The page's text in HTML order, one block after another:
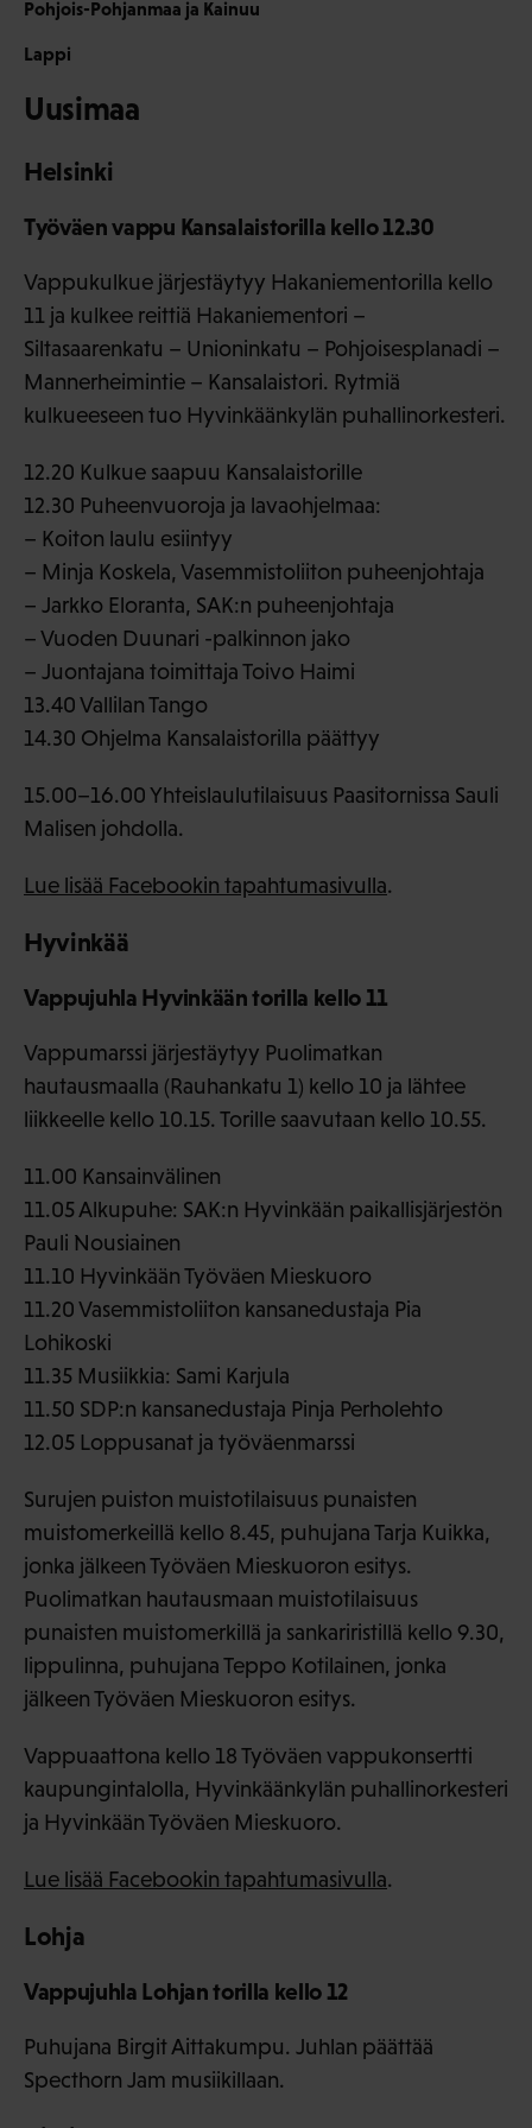
Pohjois-Pohjanmaa ja Kainuu
Lappi
Uusimaa
Helsinki
Työväen vappu Kansalaistorilla kello 12.30
Vappukulkue järjestäytyy Hakaniementorilla kello
11 ja kulkee reittiä Hakaniementori –
Siltasaarenkatu – Unioninkatu – Pohjoisesplanadi –
Mannerheimintie – Kansalaistori. Rytmiä
kulkueeseen tuo Hyvinkäänkylän puhallinorkesteri.
12.20 Kulkue saapuu Kansalaistorille
12.30 Puheenvuoroja ja lavaohjelmaa:
– Koiton laulu esiintyy
– Minja Koskela, Vasemmistoliiton puheenjohtaja
– Jarkko Eloranta, SAK:n puheenjohtaja
– Vuoden Duunari -palkinnon jako
– Juontajana toimittaja Toivo Haimi
13.40 Vallilan Tango
14.30 Ohjelma Kansalaistorilla päättyy
15.00–16.00 Yhteislaulutilaisuus Paasitornissa Sauli
Malisen johdolla.
Lue lisää Facebookin tapahtumasivulla.
Hyvinkää
Vappujuhla Hyvinkään torilla kello 11
Vappumarssi järjestäytyy Puolimatkan
hautausmaalla (Rauhankatu 1) kello 10 ja lähtee
liikkeelle kello 10.15. Torille saavutaan kello 10.55.
11.00 Kansainvälinen
11.05 Alkupuhe: SAK:n Hyvinkään paikallisjärjestön
Pauli Nousiainen
11.10 Hyvinkään Työväen Mieskuoro
11.20 Vasemmistoliiton kansanedustaja Pia
Lohikoski
11.35 Musiikkia: Sami Karjula
11.50 SDP:n kansanedustaja Pinja Perholehto
12.05 Loppusanat ja työväenmarssi
Surujen puiston muistotilaisuus punaisten
muistomerkeillä kello 8.45, puhujana Tarja Kuikka,
jonka jälkeen Työväen Mieskuoron esitys.
Puolimatkan hautausmaan muistotilaisuus
punaisten muistomerkillä ja sankariristillä kello 9.30,
lippulinna, puhujana Teppo Kotilainen, jonka
jälkeen Työväen Mieskuoron esitys.
Vappuaattona kello 18 Työväen vappukonsertti
kaupungintalolla, Hyvinkäänkylän puhallinorkesteri
ja Hyvinkään Työväen Mieskuoro.
Lue lisää Facebookin tapahtumasivulla.
Lohja
Vappujuhla Lohjan torilla kello 12
Puhujana Birgit Aittakumpu. Juhlan päättää
Specthorn Jam musiikillaan.